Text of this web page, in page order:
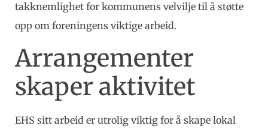
takknemlighet for kommunens velvilje til å støtte
opp om foreningens viktige arbeid.
Arrangementer
skaper aktivitet
EHS sitt arbeid er utrolig viktig for å skape lokal